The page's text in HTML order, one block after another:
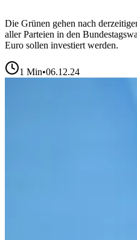
Die Grünen gehen nach
aller Parteien in den
Euro sollen investiert werden.
1 Min•06.12.24